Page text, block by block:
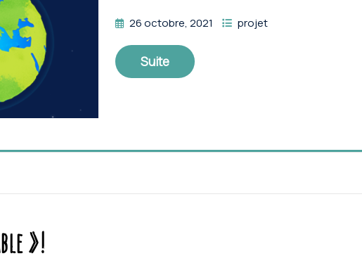
26 octobre, 2021 projet
Suite
»!